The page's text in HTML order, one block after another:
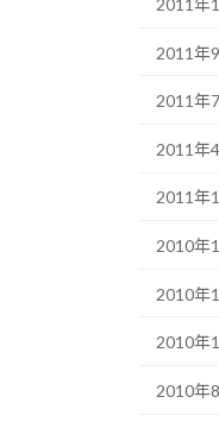
2011年
2011年
2011年
2011年
2011年
2010年
2010年
2010年
2010年